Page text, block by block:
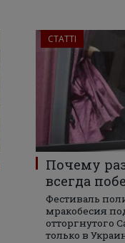
СТАТТІ
Почему
всегда
Фестиваль
мракобесия
отторгнутого
только в